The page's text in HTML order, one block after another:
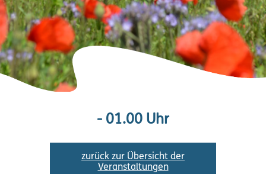
- 01.00 Uhr
zurück zur Übersicht der
Veranstaltungen